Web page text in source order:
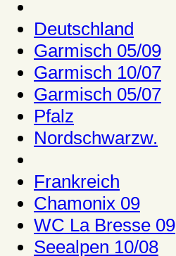
Deutschland
Garmisch 05/09
Garmisch 10/07
Garmisch 05/07
Pfalz
Nordschwarzw.
Frankreich
Chamonix 09
WC La Bresse 09
Seealpen 10/08